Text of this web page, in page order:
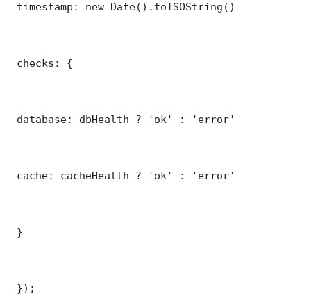
timestamp: new Date().toISOString()
checks: {
database: dbHealth ? 'ok' : 'error'
cache: cacheHealth ? 'ok' : 'error'
}
});